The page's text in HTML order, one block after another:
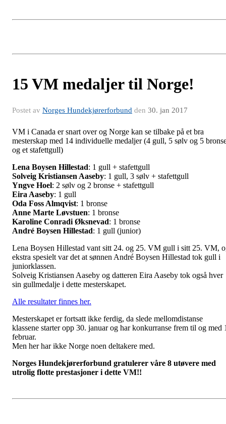
15 VM medaljer til Norge!
Postet av Norges Hundekjørerforbund den 30. jan 2017
VM i Canada er snart over og Norge kan se tilbake på et bra
mesterskap med 14 individuelle medaljer (4 gull, 5 sølv og 5
og et stafettgull)
Lena Boysen Hillestad: 1 gull + stafettgull
Solveig Kristiansen Aaseby: 1 gull, 3 sølv + stafettgull
Yngve Hoel: 2 sølv og 2 bronse + stafettgull
Eira Aaseby: 1 gull
Oda Foss Almqvist: 1 bronse
Anne Marte Løvstuen: 1 bronse
Karoline Conradi Øksnevad: 1 bronse
André Boysen Hillestad: 1 gull (junior)
Lena Boysen Hillestad vant sitt 24. og 25. VM gull i sitt 25. VM,
ekstra spesielt var det at sønnen André Boysen Hillestad tok gull i
juniorklassen.
Solveig Kristiansen Aaseby og datteren Eira Aaseby tok også hver
sin gullmedalje i dette mesterskapet.
Alle resultater finnes her.
Mesterskapet er fortsatt ikke ferdig, da slede mellomdistanse
klassene starter opp 30. januar og har konkurranse frem til og med
februar.
Men her har ikke Norge noen deltakere med.
Norges Hundekjørerforbund gratulerer våre 8 utøvere med
utrolig flotte prestasjoner i dette VM!!